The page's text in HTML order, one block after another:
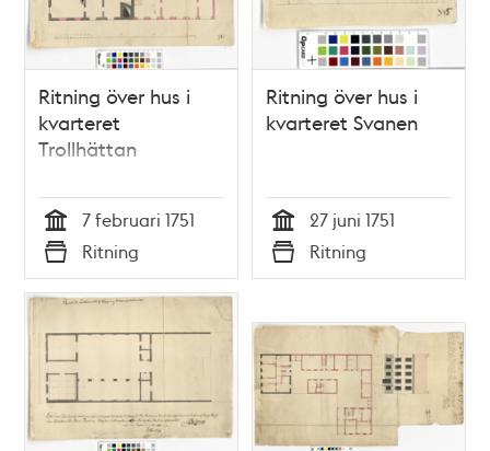
Ritning över hus i
kvarteret
Trollhättan
Tid
7 februari 1751
Typ
Ritning
Ritning över hus i
kvarteret Svanen
Tid
27 juni 1751
Typ
Ritning